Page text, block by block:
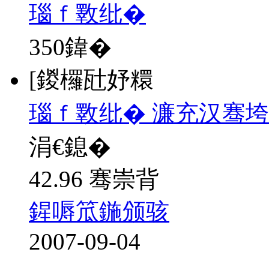
瑙ｆ斁纰�
350鍏�
[鍐欏瓧妤糫
瑙ｆ斁纰� 濂充汉骞
涓€鎴�
42.96 骞崇背
鍟嗕笟鍦颁骇
2007-09-04